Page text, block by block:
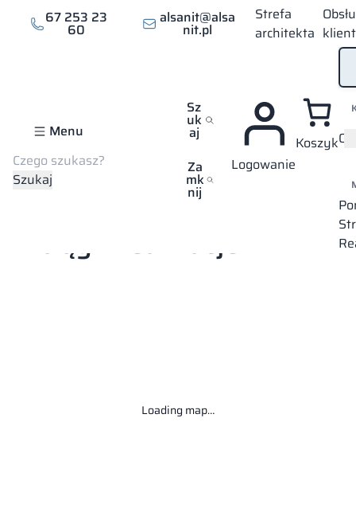
67 253 23
60
alsanit@alsa
nit.pl
Strefa
architekta
Menu
Szukaj
Szukaj
Sz
uk
aj
Za
mk
nij
Logowanie
Koszyk
Mapa wszystkich realizacji
Elbląg – realizacje
Loading map…